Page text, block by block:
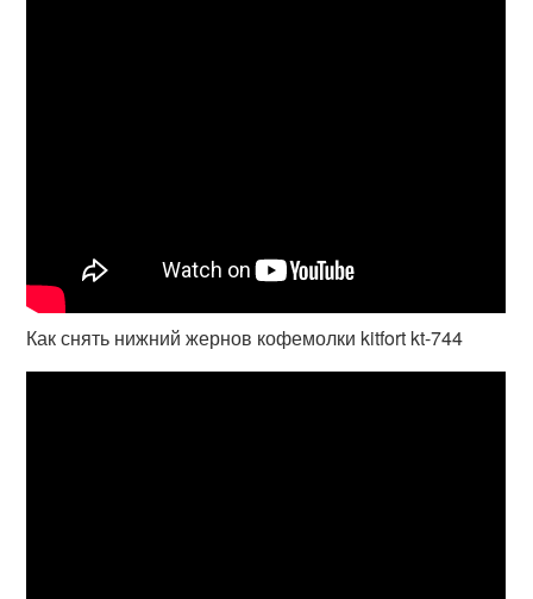
Как снять нижний жернов кофемолки kitfort kt-744